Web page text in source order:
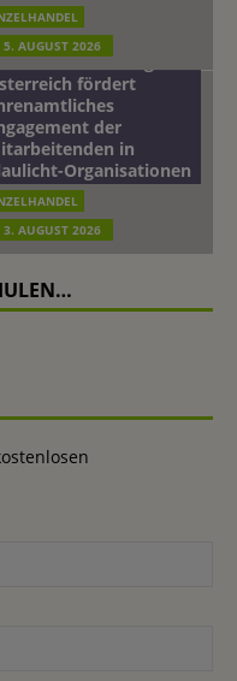
5. AUGUST 2026
vom leben tag: dm
fördert
der
in
Organisationen
3. AUGUST 2026